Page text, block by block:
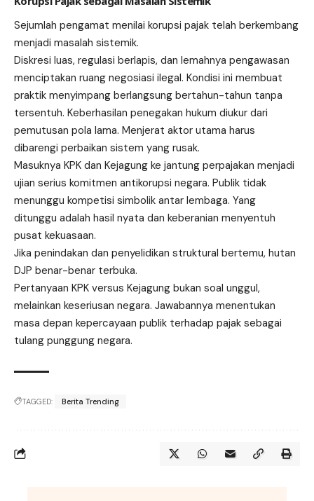
Sejumlah pengamat menilai korupsi pajak telah berkembang
menjadi masalah sistemik.
Diskresi luas, regulasi berlapis, dan lemahnya pengawasan
menciptakan ruang negosiasi ilegal. Kondisi ini membuat
praktik menyimpang berlangsung bertahun-tahun tanpa
tersentuh. Keberhasilan penegakan hukum diukur dari
pemutusan pola lama. Menjerat aktor utama harus
dibarengi perbaikan sistem yang rusak.
Masuknya KPK dan Kejagung ke jantung perpajakan menjadi
ujian serius komitmen antikorupsi negara. Publik tidak
menunggu kompetisi simbolik antar lembaga. Yang
ditunggu adalah hasil nyata dan keberanian menyentuh
pusat kekuasaan.
Jika penindakan dan penyelidikan struktural bertemu, hutan
DJP benar-benar terbuka.
Pertanyaan KPK versus Kejagung bukan soal unggul,
melainkan keseriusan negara. Jawabannya menentukan
masa depan kepercayaan publik terhadap pajak sebagai
tulang punggung negara.
TAGGED: Berita Trending